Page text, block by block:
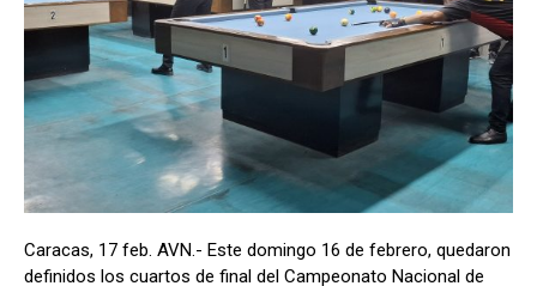
Caracas, 17 feb. AVN.- Este domingo 16 de febrero, quedaron
definidos los cuartos de final del Campeonato Nacional de